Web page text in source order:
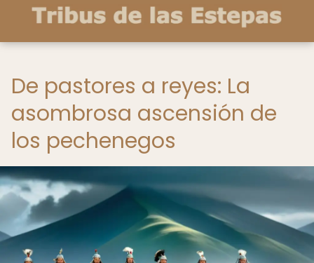
De pastores a reyes: La
asombrosa ascensión de
los pechenegos